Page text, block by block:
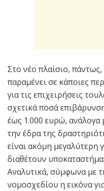
Στο νέο πλαίσιο,
παραμένει σε κάποιες
για τις επιχειρήσεις
σχετικά ποσά
έως 1.000 ευρώ, ανάλογα
την έδρα της
είναι ακόμη μεγαλύτερη
διαθέτουν
Αναλυτικά, σύμφωνα με
νομοσχεδίου η εικόνα